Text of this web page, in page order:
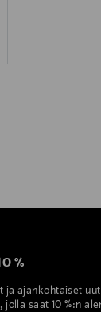
%
ja ajankohtaiset
saat 10 %:n